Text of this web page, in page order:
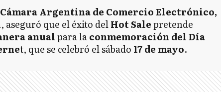
Argentina de Comercio Electrónico,
, aseguró que el éxito delHot Salepretende
anualpara laconmemoración del Día
t, que se celebró el sábado 17 de mayo.